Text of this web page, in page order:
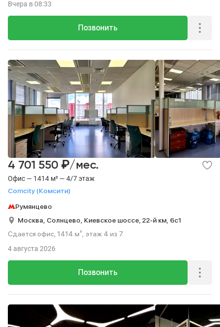
Позвонить
Вчера в 08:33
Офис — 1414 м² — 4/7 этаж
Comcity (Комсити)
4 701 550 ₽/мес.
Румянцево
Москва, Солнцево, Киевское шоссе, 22-й км, 6с1
Сдается офис, 1414 м², этаж 4 из 7.
Позвонить
4 августа 2026